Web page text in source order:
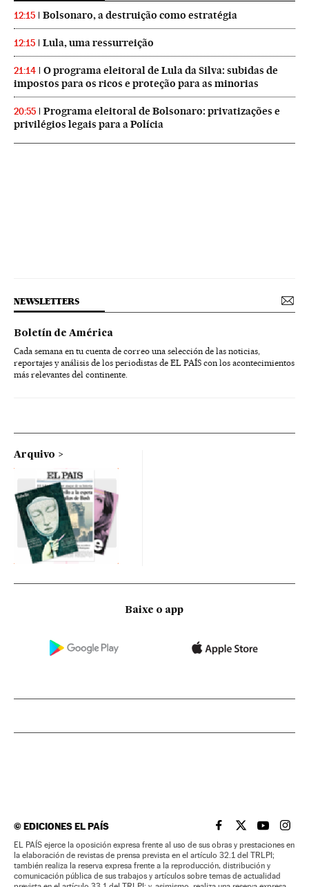
12:15 Bolsonaro, a destruição como estratégia
12:15 Lula, uma ressurreição
21:14
O programa eleitoral de Lula da Silva: subidas de
impostos para os ricos e proteção para as minorias
20:55
Programa eleitoral de Bolsonaro: privatizações e
privilégios legais para a Polícia
NEWSLETTERS
Boletín de América
Cada semana en tu cuenta de correo una selección de las noticias,
reportajes y análisis de los periodistas de EL PAÍS con los acontecimientos
más relevantes del continente.
Arquivo
Baixe o app
©EDICIONES EL PAÍS EL PAÍS BRASIL EN
EL PAÍSEL PAÍS
EL
EL PAÍS ejerce la oposición expresa frente al uso de sus obras y prestaciones en
la elaboración de revistas de prensa prevista en el artículo 32.1 del TRLPI;
también realiza la reserva expresa frente a la reproducción, distribución y
comunicación pública de sus trabajos y artículos sobre temas de actualidad